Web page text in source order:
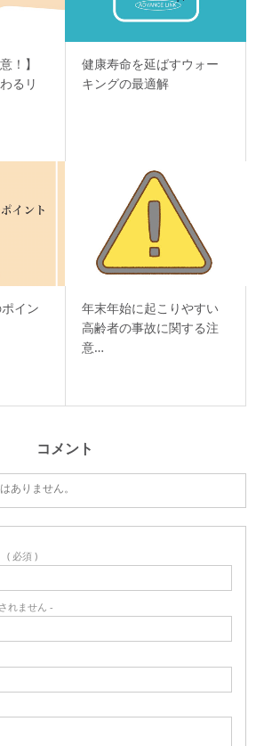
！】
るリ
健康寿命を延ばすウォー
キングの最適解
イン
年末年始に起こりやすい
高齢者の事故に関する注
意…
コメント
ありません。
( 必須 )
れません -